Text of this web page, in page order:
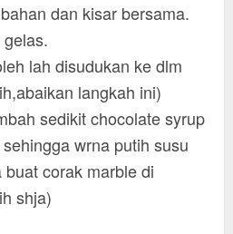
dan kisar bersama.
lah disudukan ke dlm
langkah ini)
sedikit chocolate syrup
wrna putih susu
corak marble di
shja)